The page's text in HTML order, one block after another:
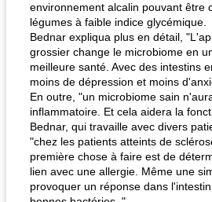
fiesta tostadas le
environnement alcalin pouvant être
légumes à faible indice glycémique.
Bednar expliqua plus en détail,
grossier change le microbiome en
meilleure santé. Avec des intestins
moins de dépression et moins
En outre, "un microbiome sain
inflammatoire. Et cela aidera la
Bednar, qui travaille avec divers
"chez les patients atteints de
première chose à faire est de
lien avec une allergie. Même une
provoquer un réponse dans